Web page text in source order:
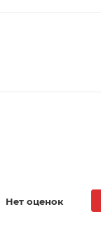
Нет оценок